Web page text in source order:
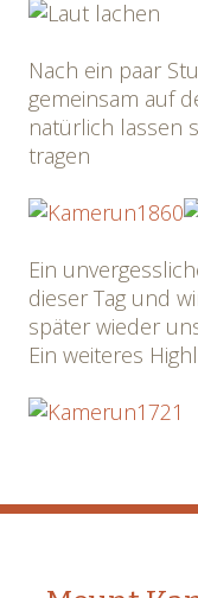
Nach ein paar
gemeinsam auf
natürlich lassen
tragen
Ein
dieser Tag und
später wieder
Ein weiteres